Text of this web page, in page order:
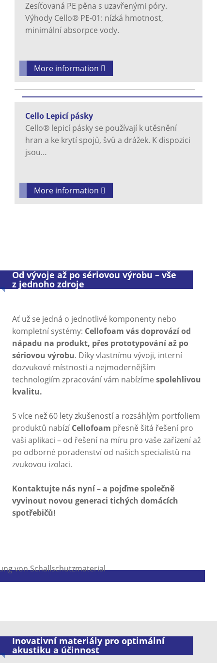
Zesíťovaná PE pěna s uzavřenými póry.
Výhody Cello® PE-01: nízká hmotnost,
minimální absorpce vody.
More information
Cello Lepicí pásky
Cello® lepicí pásky se používají k utěsnění
hran a ke krytí spojů, švů a drážek. K dispozici
jsou…
More information
Od vývoje až po sériovou výrobu – vše
z jednoho zdroje
Ať už se jedná o jednotlivé komponenty nebo
kompletní systémy: Cellofoam vás doprovází od
nápadu na produkt, přes prototypování až po
sériovou výrobu. Díky vlastnímu vývoji, interní
dozvukové místnosti a nejmodernějším
technologiím zpracování vám nabízíme spolehlivou
kvalitu.
S více než 60 lety zkušeností a rozsáhlým portfoliem
produktů nabízíCellofoam přesně šitá řešení pro
vaši aplikaci – od řešení na míru pro vaše zařízení až
po odborné poradenství od našich specialistů na
zvukovou izolaci.
Kontaktujte nás nyní – a pojďme společně
vyvinout novou generaci tichých domácích
spotřebičů!
Inovativní materiály pro optimální
akustiku a účinnost